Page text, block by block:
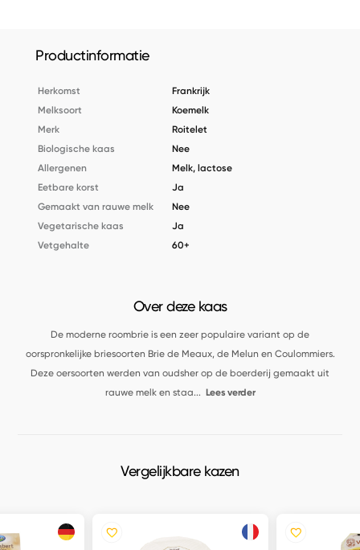
Productinformatie
Herkomst
Frankrijk
Melksoort
Koemelk
Merk
Roitelet
Biologische kaas
Nee
Allergenen
Melk, lactose
Eetbare korst
Ja
Gemaakt van rauwe melk
Nee
Vegetarische kaas
Ja
Vetgehalte
60+
Over deze kaas
De moderne roombrie is een zeer populaire variant op de
oorspronkelijke briesoorten Brie de Meaux, de Melun en Coulommiers.
Deze oersoorten werden van oudsher op de boerderij gemaakt uit
rauwe melk en staa... Lees verder
Vergelijkbare kazen